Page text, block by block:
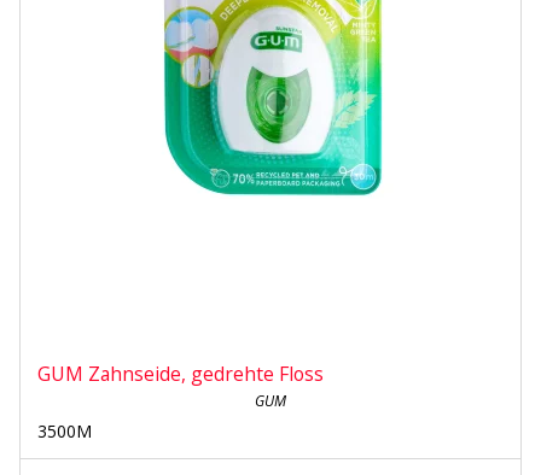
GUM Zahnseide, gedrehte Floss
GUM
3500M